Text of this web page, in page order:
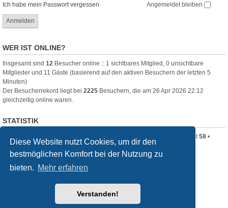
Diese Website nutzt Cookies, um dir den
bestmöglichen Komfort bei der Nutzung zu
bieten. Mehr erfahren
Verstanden!
Ich habe mein Passwort vergessen Angemeldet bleiben
WER IST ONLINE?
Insgesamt sind 12 Besucher online :: 1 sichtbares Mitglied, 0 unsichtbare
Mitglieder und 11 Gäste (basierend auf den aktiven Besuchern der letzten 5
Minuten)
Der Besucherrekord liegt bei 2225 Besuchern, die am 26 Apr 2026 22:12
gleichzeitig online waren.
STATISTIK
• Mitglieder insgesamt58 •
Unser neuestes Mitglied:Clara_B
Startseite Foren-Übersicht
® Forum Software © phpBB Limited
phpBB.de
created by INVENTEA & v12mike